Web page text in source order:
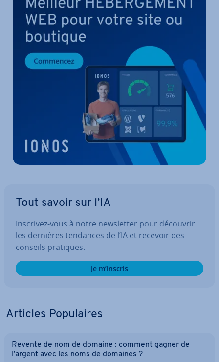
Tout savoir sur l’IA
Inscrivez-vous à notre news­let­ter pour découvrir
les dernières tendances de l’IA et recevoir des
conseils pratiques.
Je m’inscris
Articles Po­pu­laires
Revente de nom de domaine : comment gagner de
l’argent avec les noms de domaines ?